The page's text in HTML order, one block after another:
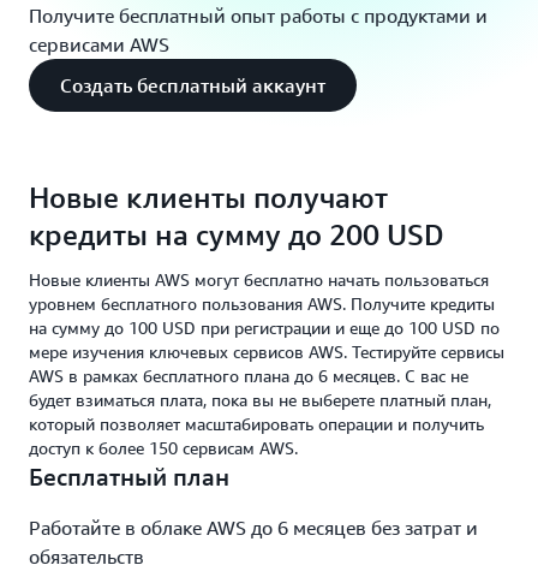
Получите бесплатный опыт работы с продуктами и
сервисами AWS
Создать бесплатный аккаунт
Новые клиенты получают
кредиты на сумму до 200 USD
Новые клиенты AWS могут бесплатно начать пользоваться
уровнем бесплатного пользования AWS. Получите кредиты
на сумму до 100 USD при регистрации и еще до 100 USD по
мере изучения ключевых сервисов AWS. Тестируйте сервисы
AWS в рамках бесплатного плана до 6 месяцев. С вас не
будет взиматься плата, пока вы не выберете платный план,
который позволяет масштабировать операции и получить
доступ к более 150 сервисам AWS.
Бесплатный план
Работайте в облаке AWS до 6 месяцев без затрат и
обязательств